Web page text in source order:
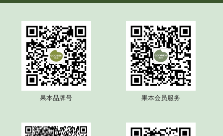
果本品牌号 果本会员服务